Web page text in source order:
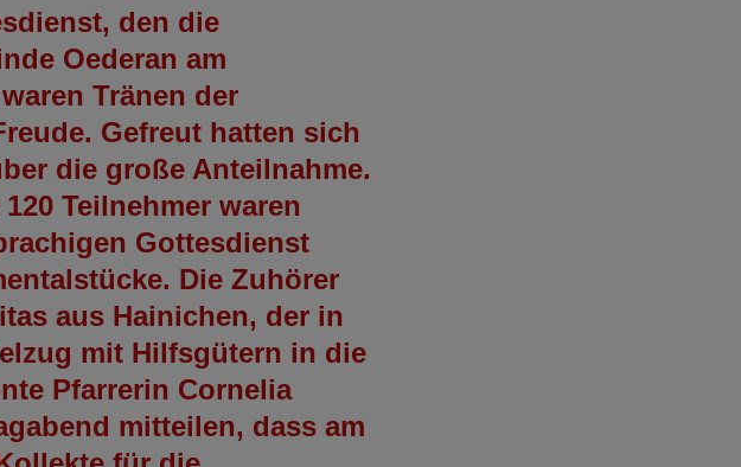
den die
Oederan am
Tränen der
Gefreut hatten sich
die große Anteilnahme.
Teilnehmer waren
Gottesdienst
Die Zuhörer
aus Hainichen, der in
mit Hilfsgütern in die
Pfarrerin Cornelia
mitteilen, dass am